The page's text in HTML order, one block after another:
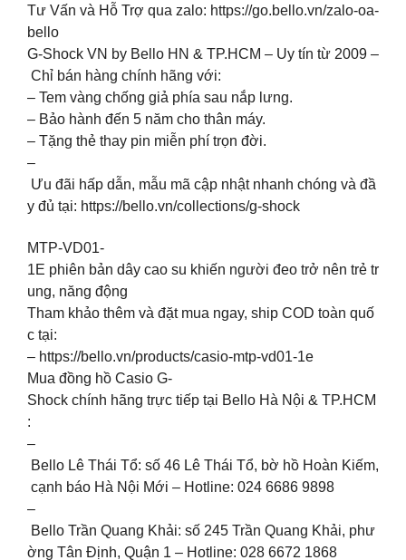
Tư Vấn và Hỗ Trợ qua zalo: https://go.bello.vn/zalo-oa-
bello
G-Shock VN by Bello HN & TP.HCM – Uy tín từ 2009 –
Chỉ bán hàng chính hãng với:
– Tem vàng chống giả phía sau nắp lưng.
– Bảo hành đến 5 năm cho thân máy.
– Tặng thẻ thay pin miễn phí trọn đời.
–
Ưu đãi hấp dẫn, mẫu mã cập nhật nhanh chóng và đầ
y đủ tại: https://bello.vn/collections/g-shock
MTP-VD01-
1E phiên bản dây cao su khiến người đeo trở nên trẻ tr
ung, năng động
Tham khảo thêm và đặt mua ngay, ship COD toàn quố
c tại:
– https://bello.vn/products/casio-mtp-vd01-1e
Mua đồng hồ Casio G-
Shock chính hãng trực tiếp tại Bello Hà Nội & TP.HCM
:
–
Bello Lê Thái Tổ: số 46 Lê Thái Tổ, bờ hồ Hoàn Kiếm,
cạnh báo Hà Nội Mới – Hotline: 024 6686 9898
–
Bello Trần Quang Khải: số 245 Trần Quang Khải, phư
ờng Tân Định, Quận 1 – Hotline: 028 6672 1868